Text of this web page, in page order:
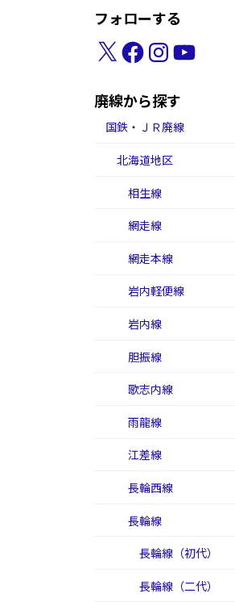
フォローする
X Facebook
InstagramYouTube
廃線から探す
国鉄・ＪＲ廃線
北海道地区
相生線
網走線
網走本線
岩内軽便線
岩内線
胆振線
歌志内線
雨龍線
江差線
長輪西線
長輪線
長輪線（初代）
長輪線（二代）